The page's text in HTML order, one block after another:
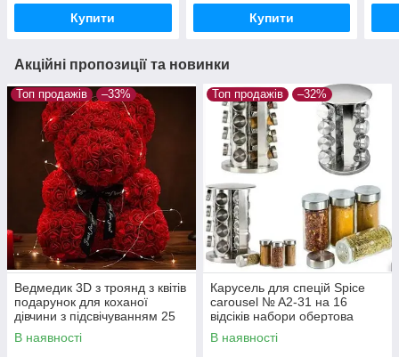
Купити Купити
Акційні пропозиції та новинки
Топ продажів –33%
Ведмедик 3D з троянд з квітів
подарунок для коханої
дівчини з підсвічуванням 25
см
В наявності
Топ продажів –32%
Карусель для спецій Spice
carousel № A2-31 на 16
відсіків набори обертова
підставка
В наявності